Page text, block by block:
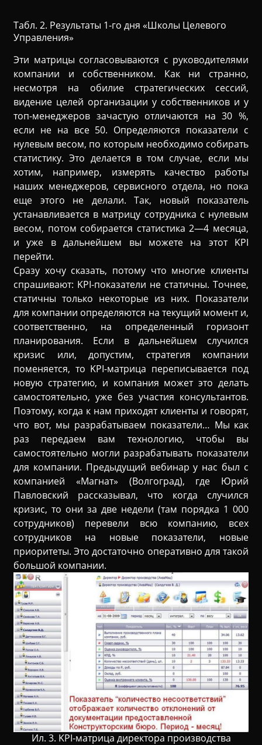
Табл. 2. Результаты 1-го дня «Школы Целевого
Управления»
Эти матрицы согласовываются с руководителями
компании и собственником. Как ни странно,
несмотря на обилие стратегических сессий,
видение целей организации у собственников и у
топ-менеджеров зачастую отличаются на 30 %,
если не на все 50. Определяются показатели с
нулевым весом, по которым необходимо собирать
статистику. Это делается в том случае, если мы
хотим, например, измерять качество работы
наших менеджеров, сервисного отдела, но пока
еще этого не делали. Так, новый показатель
устанавливается в матрицу сотрудника с нулевым
весом, потом собирается статистика 2—4 месяца,
и уже в дальнейшем вы можете на этот KPI
перейти.
Сразу хочу сказать, потому что многие клиенты
спрашивают: KPI-показатели не статичны. Точнее,
статичны только некоторые из них. Показатели
для компании определяются на текущий момент и,
соответственно, на определенный горизонт
планирования. Если в дальнейшем случился
кризис или, допустим, стратегия компании
поменяется, то KPI-матрица переписывается под
новую стратегию, и компания может это делать
самостоятельно, уже без участия консультантов.
Поэтому, когда к нам приходят клиенты и говорят,
что вот, мы разрабатываем показатели… Мы как
раз передаем вам технологию, чтобы вы
самостоятельно могли разрабатывать показатели
для компании. Предыдущий вебинар у нас был с
компанией «Магнат» (Волгоград), где Юрий
Павловский рассказывал, что когда случился
кризис, то они за две недели (там порядка 1 000
сотрудников) перевели всю компанию, всех
сотрудников на новые показатели, новые
приоритеты. Это достаточно оперативно для такой
большой компании.
Ил. 3. KPI-матрица директора производства